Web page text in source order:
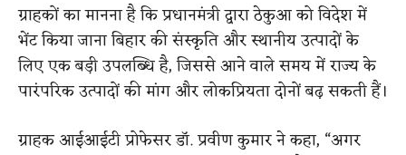
ग्राहकों का मानना है कि प्रधानमंत्री द्वारा ठेकुआ को विदेश में
भेंट किया जाना बिहार की संस्कृति और स्थानीय उत्पादों के
लिए एक बड़ी उपलब्धि है, जिससे आने वाले समय में राज्य के
पारंपरिक उत्पादों की मांग और लोकप्रियता दोनों बढ़ सकती हैं।
ग्राहक आईआईटी प्रोफेसर डॉ. प्रवीण कुमार ने कहा, “अगर